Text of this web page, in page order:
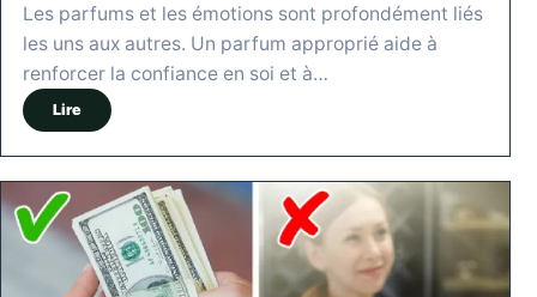
Les parfums et les émotions sont profondément liés
les uns aux autres. Un parfum approprié aide à
renforcer la confiance en soi et à…
Lire